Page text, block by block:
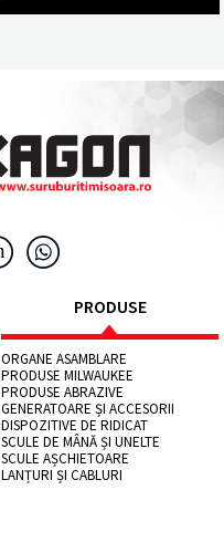
PRODUSE
ORGANE ASAMBLARE
PRODUSE MILWAUKEE
PRODUSE ABRAZIVE
GENERATOARE ȘI ACCESORII
DISPOZITIVE DE RIDICAT
SCULE DE MÂNĂ ȘI UNELTE
SCULE AȘCHIETOARE
LANȚURI ȘI CABLURI